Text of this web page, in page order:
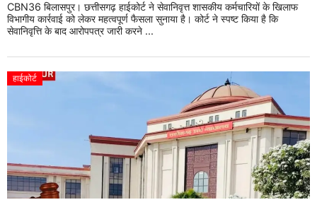
CBN36 बिलासपुर। छत्तीसगढ़ हाईकोर्ट ने सेवानिवृत्त शासकीय कर्मचारियों के खिलाफ
विभागीय कार्रवाई को लेकर महत्वपूर्ण फैसला सुनाया है। कोर्ट ने स्पष्ट किया है कि
सेवानिवृत्ति के बाद आरोपपत्र जारी करने ...
हाईकोर्ट